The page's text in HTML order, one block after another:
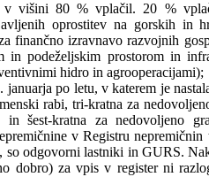
višini 80 % vplačil. 20 %
oprostitev na gorskih in
finančno izravnavo razvojnih
in podeželjskim prostorom in
hidro in agrooperacijami);
po letu, v katerem je
rabi, tri-kratna za
in šest-kratna za nedovoljeno
v Registru
odgovorni lastniki in GURS.
dobro) za vpis v register ni